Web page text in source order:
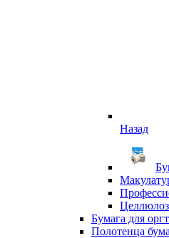
Назад
Бумага для
Полотенца